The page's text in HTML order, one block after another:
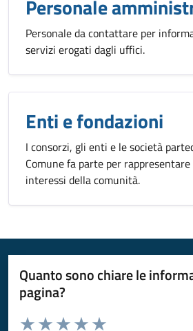
Personale
Personale da contattare per
servizi erogati dagli uffici.
Enti e fondazioni
I consorzi, gli enti e le società
Comune fa parte per
interessi della comunità.
Quanto sono chiare le
pagina?
Valuta da 1 a 5 stelle la pagina